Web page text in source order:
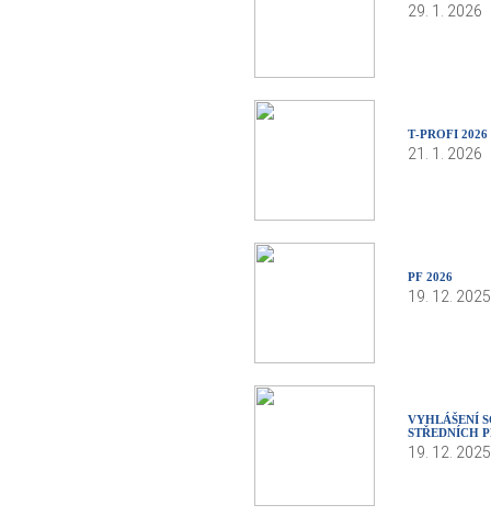
29. 1. 2026
T‑PROFI 2026
21. 1. 2026
PF 2026
19. 12. 2025
VYHLÁŠENÍ
STŘEDNÍCH
19. 12. 2025